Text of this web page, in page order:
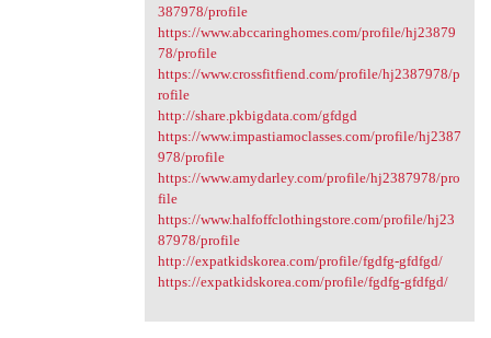
387978/profile
https://www.abccaringhomes.com/profile/hj23879
78/profile
https://www.crossfitfiend.com/profile/hj2387978/p
rofile
http://share.pkbigdata.com/gfdgd
https://www.impastiamoclasses.com/profile/hj2387
978/profile
https://www.amydarley.com/profile/hj2387978/pro
file
https://www.halfoffclothingstore.com/profile/hj23
87978/profile
http://expatkidskorea.com/profile/fgdfg-gfdfgd/
https://expatkidskorea.com/profile/fgdfg-gfdfgd/